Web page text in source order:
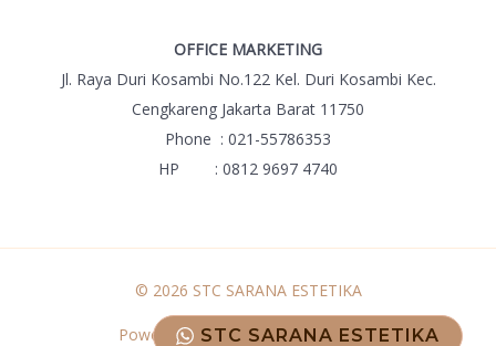
OFFICE MARKETING
Jl. Raya Duri Kosambi No.122 Kel. Duri Kosambi Kec.
Cengkareng Jakarta Barat 11750
Phone : 021-55786353
HP : 0812 9697 4740
© 2026 STC SARANA ESTETIKA
Powered by STC SARANA ESTETIKA
STC SARANA ESTETIKA